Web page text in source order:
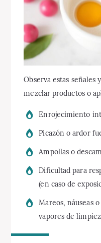
Observa estas señales
mezclar productos o
Enrojecimiento
Picazón o ardor
Ampollas o
Dificultad para
(en caso de
Mareos, náuseas
vapores de